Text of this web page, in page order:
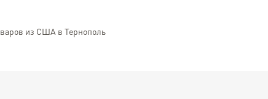
из США в Тернополь